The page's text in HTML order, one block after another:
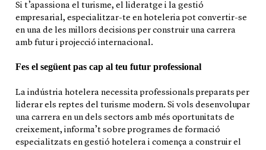
Si t’apassiona el turisme, el lideratge i la gestió
empresarial, especialitzar-te en hoteleria pot convertir-se
en una de les millors decisions per construir una carrera
amb futur i projecció internacional.
Fes el següent pas cap al teu futur professional
La indústria hotelera necessita professionals preparats per
liderar els reptes del turisme modern. Si vols desenvolupar
una carrera en un dels sectors amb més oportunitats de
creixement, informa’t sobre programes de formació
especialitzats en gestió hotelera i comença a construir el